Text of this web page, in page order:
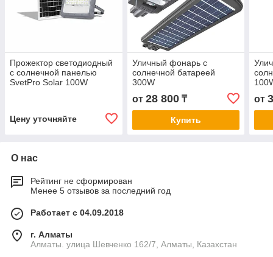
Прожектор светодиодный
с солнечной панелью
SvetPro Solar 100W
Цену уточняйте
Уличный фонарь с
солнечной батареей
300W
от 28 800₸
Купить
от
О нас
Рейтинг не сформирован
Менее 5 отзывов за последний год
Работает с 04.09.2018
г. Алматы
Алматы. улица Шевченко 162/7, Алматы, Казахстан